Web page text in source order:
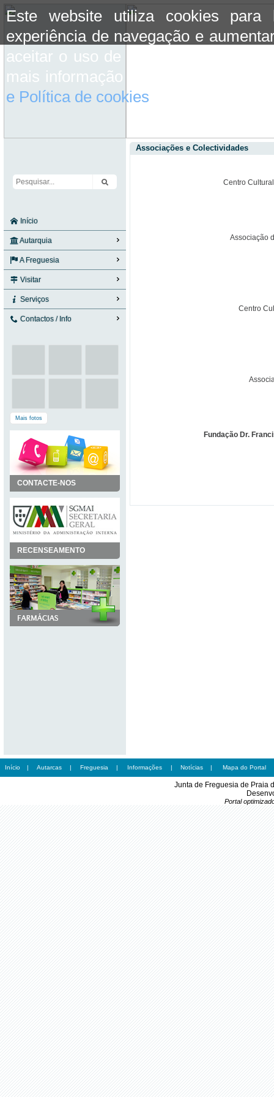
Este website utiliza cookies para
experiência de navegação e
aceitar o uso de cookies basta
mais informação consulte a
e Política de cookies
Início
Autarquia
A Freguesia
Visitar
Serviços
Contactos / Info
Mais fotos
CONTACTE-NOS
RECENSEAMENTO
Associações e Colectividades
Centro
Associação
Centro
Fundação Dr.
Início | Autarcas | Freguesia | Informações | Notícias | Mapa do Portal
Junta de Freguesia de Praia
Portal